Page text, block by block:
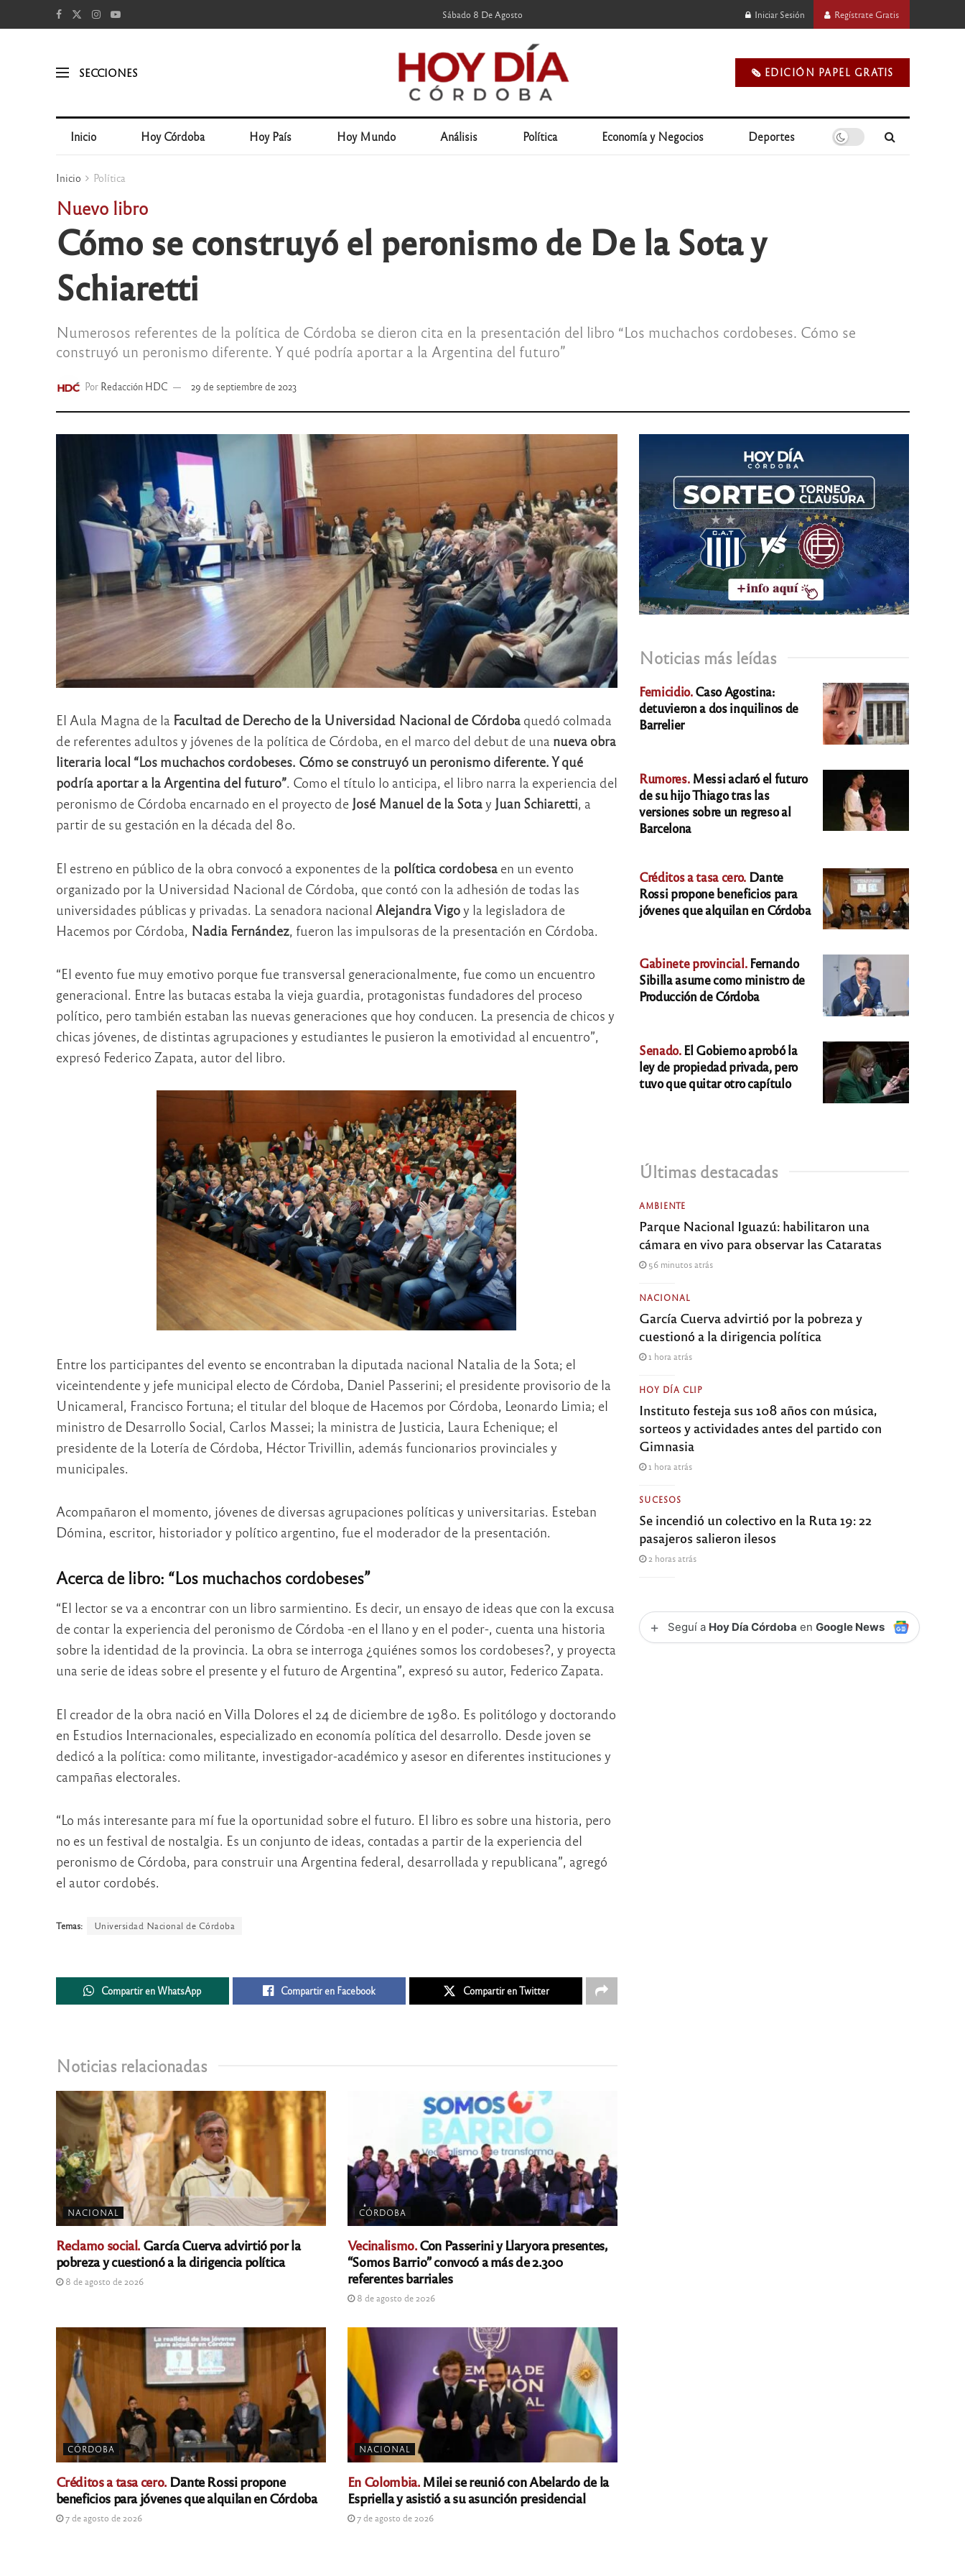
Sábado 8 De Agosto Iniciar Sesión Regístrate Gratis
SECCIONES 🗞️ EDICIÓN PAPEL GRATIS
Inicio Hoy Córdoba Hoy País Hoy Mundo Análisis Política Economía y Negocios Deportes
Inicio Política
Nuevo libro
Cómo se construyó el peronismo de De la Sota y
Schiaretti
Numerosos referentes de la política de Córdoba se dieron cita en la presentación del libro “Los muchachos cordobeses. Cómo se
construyó un peronismo diferente. Y qué podría aportar a la Argentina del futuro”
Por Redacción HDC 29 de septiembre de 2023
El Aula Magna de la Facultad de Derecho de la Universidad Nacional de Córdobaquedó colmada
de referentes adultos y jóvenes de la política de Córdoba, en el marco del debut de una nueva obra
literaria local “Los muchachos cordobeses. Cómo se construyó un peronismo diferente. Y qué
podría aportar a la Argentina del futuro”. Como el título lo anticipa, el libro narra la experiencia del
peronismo de Córdoba encarnado en el proyecto de José Manuel de la Sotay Juan Schiaretti, a
partir de su gestación en la década del 80.
El estreno en público de la obra convocó a exponentes de la política cordobesaen un evento
organizado por la Universidad Nacional de Córdoba, que contó con la adhesión de todas las
universidades públicas y privadas. La senadora nacional Alejandra Vigoy la legisladora de
Hacemos por Córdoba, Nadia Fernández, fueron las impulsoras de la presentación en Córdoba.
“El evento fue muy emotivo porque fue transversal generacionalmente, fue como un encuentro
generacional. Entre las butacas estaba la vieja guardia, protagonistas fundadores del proceso
político, pero también estaban las nuevas generaciones que hoy conducen. La presencia de chicos y
chicas jóvenes, de distintas agrupaciones y estudiantes le pusieron la emotividad al encuentro”,
expresó Federico Zapata, autor del libro.
Entre los participantes del evento se encontraban la diputada nacional Natalia de la Sota; el
viceintendente y jefe municipal electo de Córdoba, Daniel Passerini; el presidente provisorio de la
Unicameral, Francisco Fortuna; el titular del bloque de Hacemos por Córdoba, Leonardo Limia; el
ministro de Desarrollo Social, Carlos Massei; la ministra de Justicia, Laura Echenique; el
presidente de la Lotería de Córdoba, Héctor Trivillin, además funcionarios provinciales y
municipales.
Acompañaron el momento, jóvenes de diversas agrupaciones políticas y universitarias. Esteban
Dómina, escritor, historiador y político argentino, fue el moderador de la presentación.
Acerca de libro: “Los muchachos cordobeses”
“El lector se va a encontrar con un libro sarmientino. Es decir, un ensayo de ideas que con la excusa
de contar la experiencia del peronismo de Córdoba -en el llano y en el poder-, cuenta una historia
sobre la identidad de la provincia. La obra se interroga ¿quiénes somos los cordobeses?, y proyecta
una serie de ideas sobre el presente y el futuro de Argentina”, expresó su autor, Federico Zapata.
El creador de la obra nació en Villa Dolores el 24 de diciembre de 1980. Es politólogo y doctorando
en Estudios Internacionales, especializado en economía política del desarrollo. Desde joven se
dedicó a la política: como militante, investigador-académico y asesor en diferentes instituciones y
campañas electorales.
“Lo más interesante para mí fue la oportunidad sobre el futuro. El libro es sobre una historia, pero
no es un festival de nostalgia. Es un conjunto de ideas, contadas a partir de la experiencia del
peronismo de Córdoba, para construir una Argentina federal, desarrollada y republicana”, agregó
el autor cordobés.
Temas: Universidad Nacional de Córdoba
Compartir en WhatsApp Compartir en Facebook Compartir en Twitter
Noticias relacionadas
NACIONAL
Reclamo social. García Cuerva advirtió por la
pobreza y cuestionó a la dirigencia política
8 de agosto de 2026
CÓRDOBA
Vecinalismo.Con Passerini y Llaryora presentes,
“Somos Barrio” convocó a más de 2.300
referentes barriales
8 de agosto de 2026
CÓRDOBA
Créditos a tasa cero.Dante Rossi propone
beneficios para jóvenes que alquilan en Córdoba
7 de agosto de 2026
NACIONAL
En Colombia.Milei se reunió con Abelardo de la
Espriella y asistió a su asunción presidencial
7 de agosto de 2026
Noticias más leídas
Femicidio.Caso Agostina:
detuvieron a dos inquilinos de
Barrelier
Rumores.Messi aclaró el futuro
de su hijo Thiago tras las
versiones sobre un regreso al
Barcelona
Créditos a tasa cero. Dante
Rossi propone beneficios para
jóvenes que alquilan en Córdoba
Gabinete provincial.Fernando
Sibilla asume como ministro de
Producción de Córdoba
Senado.El Gobierno aprobó la
ley de propiedad privada, pero
tuvo que quitar otro capítulo
Últimas destacadas
AMBIENTE
Parque Nacional Iguazú: habilitaron una
cámara en vivo para observar las Cataratas
56 minutos atrás
NACIONAL
García Cuerva advirtió por la pobreza y
cuestionó a la dirigencia política
1 hora atrás
HOY DÍA CLIP
Instituto festeja sus 108 años con música,
sorteos y actividades antes del partido con
Gimnasia
1 hora atrás
SUCESOS
Se incendió un colectivo en la Ruta 19: 22
pasajeros salieron ilesos
2 horas atrás
+ Seguí a Hoy Día Córdoba enGoogle News